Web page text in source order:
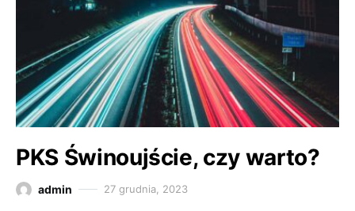
PKS Świnoujście, czy warto?
admin 27 grudnia, 2023